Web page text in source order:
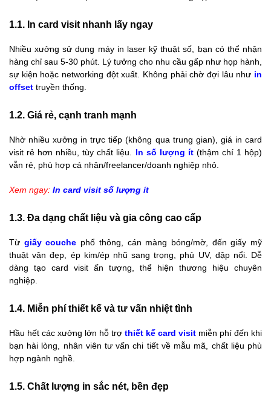
1.1. In card visit nhanh lấy ngay
Nhiều xưởng sử dụng máy in laser kỹ thuật số, bạn có thể nhận
hàng chỉ sau 5-30 phút. Lý tưởng cho nhu cầu gấp như họp hành,
sự kiện hoặc networking đột xuất. Không phải chờ đợi lâu như in
offset truyền thống.
1.2. Giá rẻ, cạnh tranh mạnh
Nhờ nhiều xưởng in trực tiếp (không qua trung gian), giá in card
visit rẻ hơn nhiều, tùy chất liệu. In số lượng ít(thậm chí 1 hộp)
vẫn rẻ, phù hợp cá nhân/freelancer/doanh nghiệp nhỏ.
Xem ngay: In card visit số lượng ít
1.3. Đa dạng chất liệu và gia công cao cấp
Từ giấy couche phổ thông, cán màng bóng/mờ, đến giấy mỹ
thuật vân đẹp, ép kim/ép nhũ sang trọng, phủ UV, dập nổi. Dễ
dàng tạo card visit ấn tượng, thể hiện thương hiệu chuyên
nghiệp.
1.4. Miễn phí thiết kế và tư vấn nhiệt tình
Hầu hết các xưởng lớn hỗ trợ thiết kế card visit miễn phí đến khi
bạn hài lòng, nhân viên tư vấn chi tiết về mẫu mã, chất liệu phù
hợp ngành nghề.
1.5. Chất lượng in sắc nét, bền đẹp